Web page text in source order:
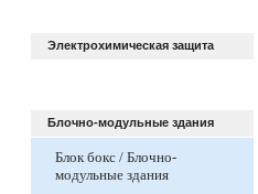
Электрохимическая защита
Блочно-модульные здания
Блок бокс / Блочно-
модульные здания